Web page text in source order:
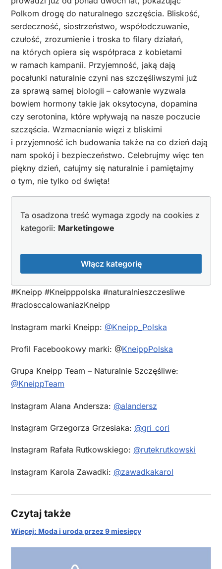
Polkom drogę do naturalnego szczęścia. Bliskość,
serdeczność, siostrzeństwo, współodczuwanie,
czułość, zrozumienie i troska to filary działań,
na których opiera się współpraca z kobietami
w ramach kampanii. Przyjemność, jaką dają
pocałunki naturalnie czyni nas szczęśliwszymi już
za sprawą samej biologii – całowanie wyzwala
bowiem hormony takie jak oksytocyna, dopamina
czy serotonina, które wpływają na nasze poczucie
szczęścia. Wzmacnianie więzi z bliskimi
i przyjemność ich budowania także na co dzień dają
nam spokój i bezpieczeństwo. Celebrujmy więc ten
piękny dzień, całujmy się naturalnie i pamiętajmy
o tym, nie tylko od święta!
Ta osadzona treść wymaga zgody na cookies z
kategorii: Marketingowe
Włącz kategorię
#Kneipp #Kneipppolska #naturalnieszczesliwe
#radosccalowaniazKneipp
Instagram marki Kneipp: @Kneipp_Polska
Profil Facebookowy marki: @KneippPolska
Grupa Kneipp Team – Naturalnie Szczęśliwe:
@KneippTeam
Instagram Alana Andersza: @alandersz
Instagram Grzegorza Grzesiaka: @gri_cori
Instagram Rafała Rutkowskiego: @rutekrutkowski
Instagram Karola Zawadki: @zawadkakarol
Czytaj także
Więcej: Moda i uroda przez 9 miesięcy